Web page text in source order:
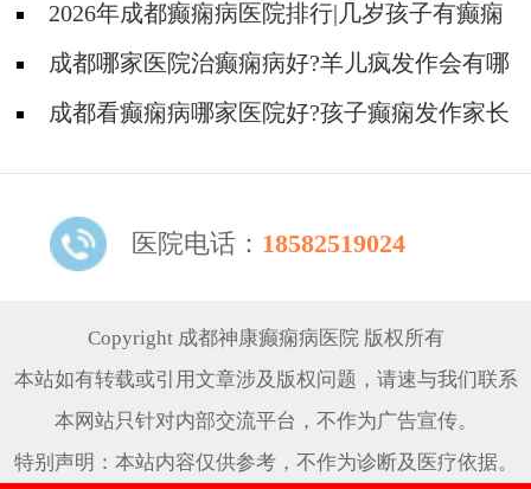
疗方法?
2026年成都癫痫病医院排行|几岁孩子有癫痫
家长应该做好哪些护理？
成都哪家医院治癫痫病好?羊儿疯发作会有哪
些症状?
成都看癫痫病哪家医院好?孩子癫痫发作家长
医院电话： 18582519024
Copyright 成都神康癫痫病医院 版权所有
本站如有转载或引用文章涉及版权问题，请速与我们联系
本网站只针对内部交流平台，不作为广告宣传。
特别声明：本站内容仅供参考，不作为诊断及医疗依据。